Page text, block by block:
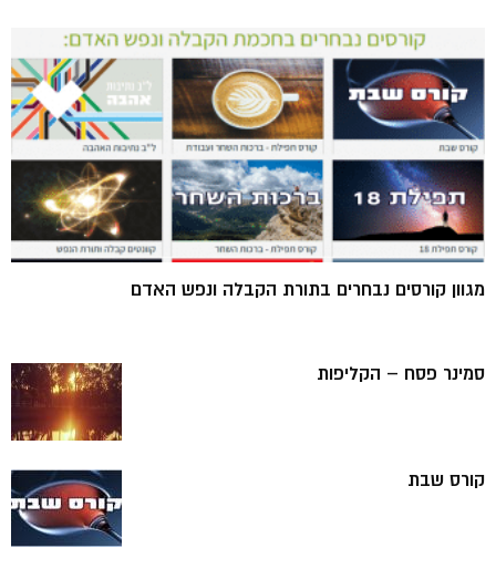
מגוון קורסים נבחרים בתורת הקבלה ונפש האדם
סמינר פסח – הקליפות
קורס שבת